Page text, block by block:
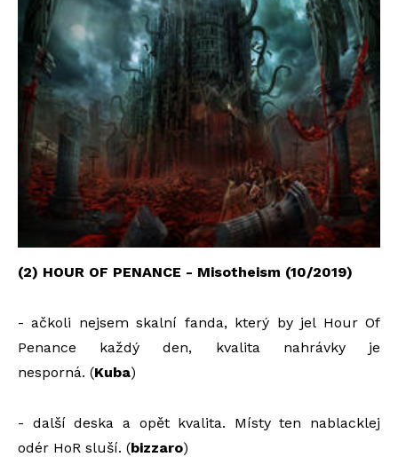
(2) HOUR OF PENANCE - Misotheism (10/2019)
- ačkoli nejsem skalní fanda, který by jel Hour Of
Penance každý den, kvalita nahrávky je
nesporná. (Kuba)
- další deska a opět kvalita. Místy ten nablacklej
odér HoR sluší. (bizzaro)